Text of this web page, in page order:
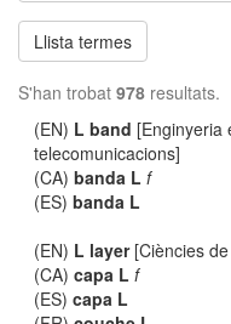
Llista termes
S'han trobat 978 resultats.
(EN) L band [Enginyeria
telecomunicacions]
(CA)banda L f
(ES)banda L
(EN) L layer[Ciències
(CA)capa L f
(ES)capa L